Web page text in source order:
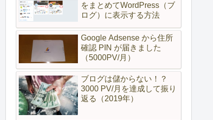
をまとめてWordPress（ブ
ログ）に表示する方法
Google Adsense から住所
確認 PIN が届きました
（5000PV/月）
ブログは儲からない！？
3000 PV/月を達成して振り
返る（2019年）